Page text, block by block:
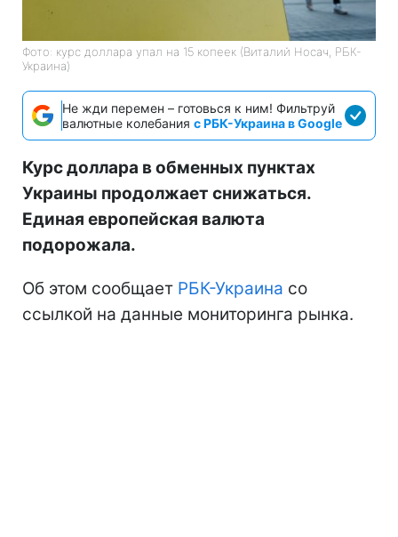
Фото: курс доллара упал на 15 копеек (Виталий Носач, РБК-
Украина)
Не жди перемен – готовься к ним! Фильтруй
валютные колебания с РБК-Украина в Google
Курс доллара в обменных пунктах
Украины продолжает снижаться.
Единая европейская валюта
подорожала.
Об этом сообщает РБК-Украина со
ссылкой на данные мониторинга рынка.